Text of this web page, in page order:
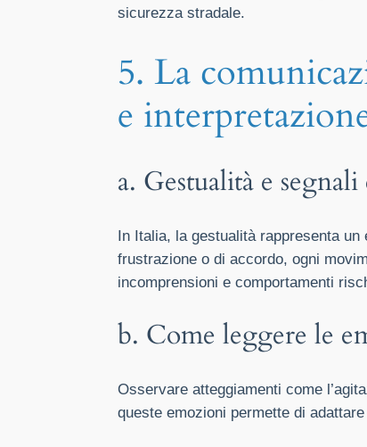
sicurezza stradale.
5. La
e
a. Gestualità e
In Italia, la gestualità rappresenta
frustrazione o di accordo, ogni
incomprensioni e comportamenti
b. Come leggere le
Osservare atteggiamenti come
queste emozioni permette di